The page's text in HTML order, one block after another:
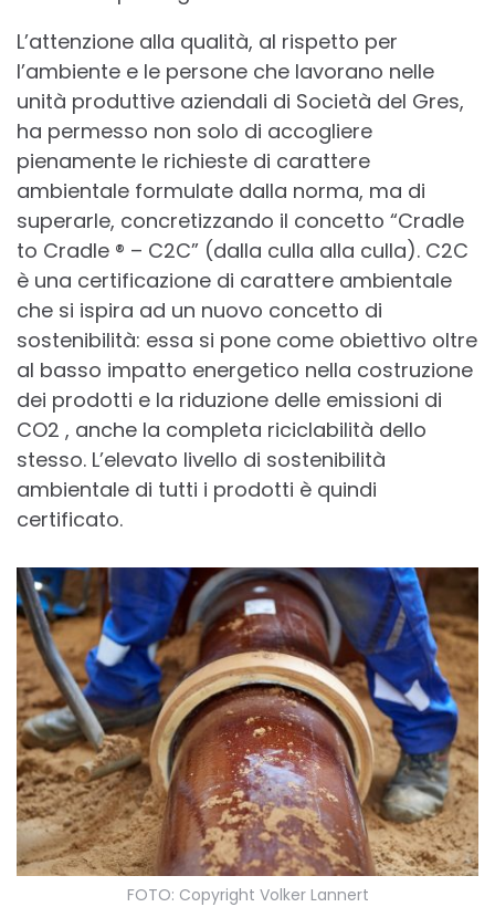
L’attenzione alla qualità, al rispetto per
l’ambiente e le persone che lavorano nelle
unità produttive aziendali di Società del Gres,
ha permesso non solo di accogliere
pienamente le richieste di carattere
ambientale formulate dalla norma, ma di
superarle, concretizzando il concetto “Cradle
to Cradle ® – C2C” (dalla culla alla culla). C2C
è una certificazione di carattere ambientale
che si ispira ad un nuovo concetto di
sostenibilità: essa si pone come obiettivo oltre
al basso impatto energetico nella costruzione
dei prodotti e la riduzione delle emissioni di
CO2 , anche la completa riciclabilità dello
stesso. L’elevato livello di sostenibilità
ambientale di tutti i prodotti è quindi
certificato.
FOTO: Copyright Volker Lannert